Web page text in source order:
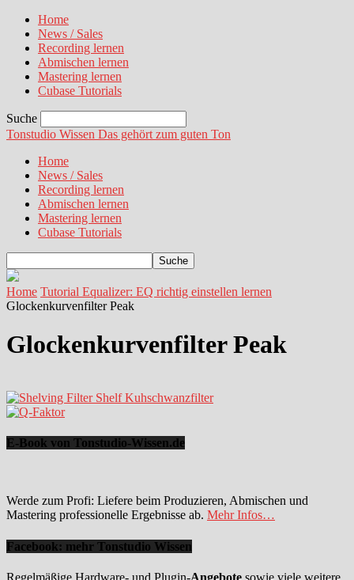
Home
News / Sales
Recording lernen
Abmischen lernen
Mastering lernen
Cubase Tutorials
Suche
Tonstudio Wissen Das gehört zum guten Ton
Home
News / Sales
Recording lernen
Abmischen lernen
Mastering lernen
Cubase Tutorials
Home Tutorial Equalizer: EQ richtig einstellen lernen
Glockenkurvenfilter Peak
Glockenkurvenfilter Peak
E-Book von Tonstudio-Wissen.de
Werde zum Profi: Liefere beim Produzieren, Abmischen und
Mastering professionelle Ergebnisse ab. Mehr Infos…
Facebook: mehr Tonstudio Wissen
Regelmäßige Hardware- und Plugin-Angebote sowie viele weitere